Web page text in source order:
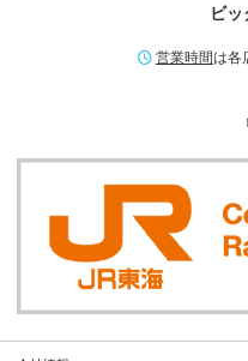
ビ
営業時間は各